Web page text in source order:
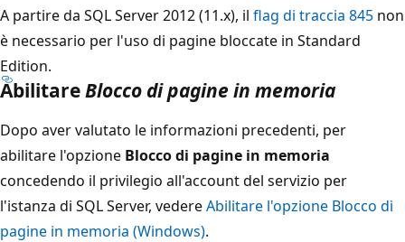
A partire da SQL Server 2012 (11.x), il flag di traccia 845 non
è necessario per l'uso di pagine bloccate in Standard
Edition.
AbilitareBlocco di pagine in memoria
Dopo aver valutato le informazioni precedenti, per
abilitare l'opzione Blocco di pagine in memoria
concedendo il privilegio all'account del servizio per
l'istanza di SQL Server, vedereAbilitare l'opzione Blocco di
pagine in memoria (Windows).